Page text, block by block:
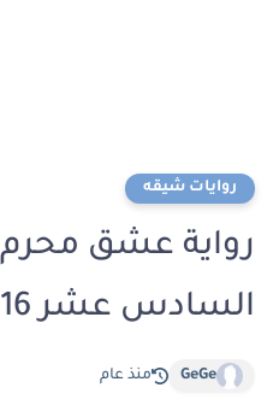
روايات شيقه
رواية عشق
السادس عشر 16 بقلم نور الهادي
GeGe منذ عام